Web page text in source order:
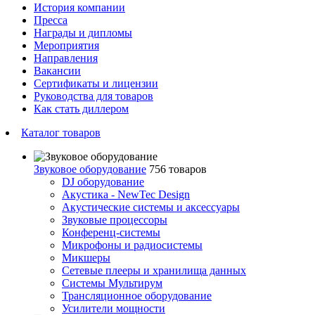
История компании
Пресса
Награды и дипломы
Мероприятия
Направления
Вакансии
Сертификаты и лицензии
Руководства для товаров
Как стать диллером
Каталог товаров
Звуковое оборудование 756 товаров
DJ оборудование
Акустика - NewTec Design
Акустические системы и аксессуары
Звуковые процессоры
Конференц-системы
Микрофоны и радиосистемы
Микшеры
Сетевые плееры и хранилища данных
Системы Мультирум
Трансляционное оборудование
Усилители мощности